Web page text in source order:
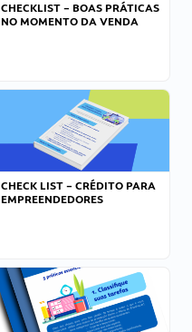
CHECKLIST – BOAS PRÁTICAS
NO MOMENTO DA VENDA
CHECK LIST – CRÉDITO PARA
EMPREENDEDORES